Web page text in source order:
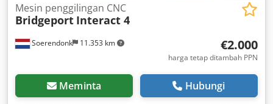
Soerendonk 11.353 km
Mesin penggilingan CNC
Bridgeport Interact 4
€2.000
harga tetap ditambah PPN
Meminta Hubungi